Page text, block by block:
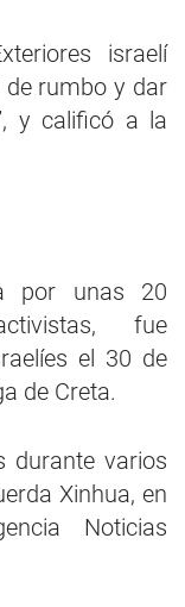
israelí
de rumbo y dar
y calificó a la
por unas 20
fue
el 30 de
de Creta.
durante varios
Xinhua, en
Noticias